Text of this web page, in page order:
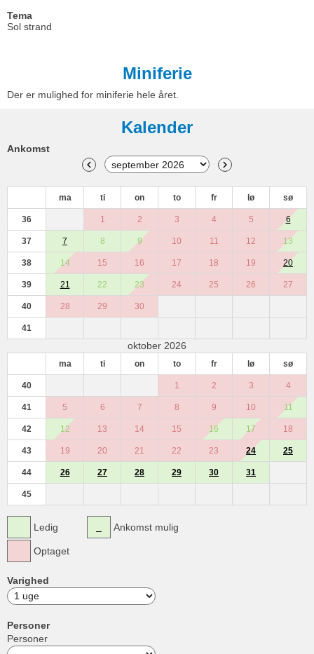
Tema
Sol strand
Miniferie
Der er mulighed for miniferie hele året.
Kalender
Ankomst
ma ti on to fr lø sø
36 1 2 3 4 5 6
37 7 8 9 10 11 12 13
38 14 15 16 17 18 19 20
39 21 22 23 24 25 26 27
40 28 29 30
41
oktober 2026
ma ti on to fr lø sø
40 1 2 3 4
41 5 6 7 8 9 10 11
42 12 13 14 15 16 17 18
43 19 20 21 22 23 24 25
44 26 27 28 29 30 31
45
Ledig
Optaget
Ankomst mulig
Varighed
Personer
Personer